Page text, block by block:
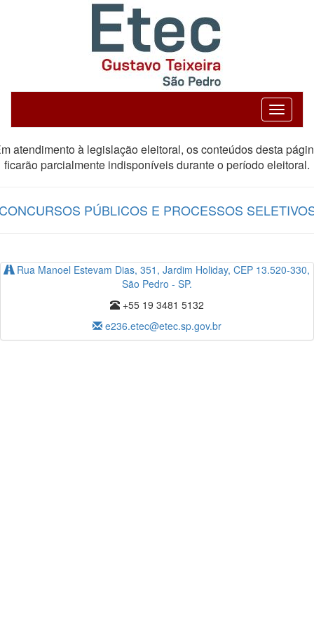
Exibe/
atendimento à legislação eleitoral, os conteúdos desta
ficarão parcialmente indisponíveis durante o período eleitoral.
PÚBLICOS E PROCESSOS
Rua Manoel Estevam Dias, 351, Jardim Holiday, CEP 13.520-330,
São Pedro - SP.
+55 19 3481 5132
e236.etec@etec.sp.gov.br